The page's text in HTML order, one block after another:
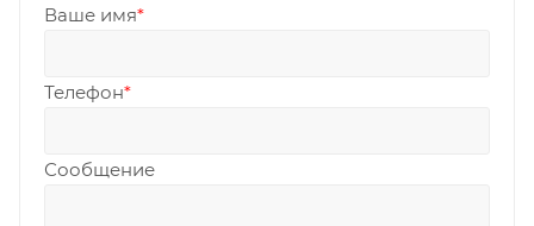
Ваше имя*
Телефон*
Сообщение